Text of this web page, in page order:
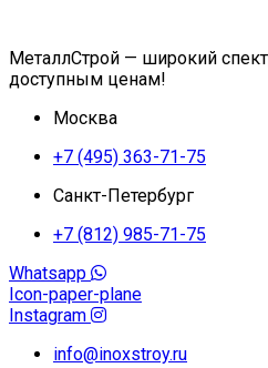
МеталлСтрой — широкий
доступным ценам!
Москва
+7 (495) 363-71-75
Санкт-Петербург
+7 (812) 985-71-75
Whatsapp
Icon-paper-plane
Instagram
info@inoxstroy.ru